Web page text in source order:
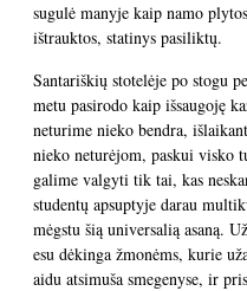
sugulė manyje kaip namo
ištrauktos, statinys pasiliktų.
Santariškių stotelėje po stogu
metu pasirodo kaip išsaugoję
neturime nieko bendra,
nieko neturėjom, paskui visko
galime valgyti tik tai, kas
studentų apsuptyje darau
mėgstu šią universalią asaną.
esu dėkinga žmonėms, kurie
aidu atsimuša smegenyse, ir